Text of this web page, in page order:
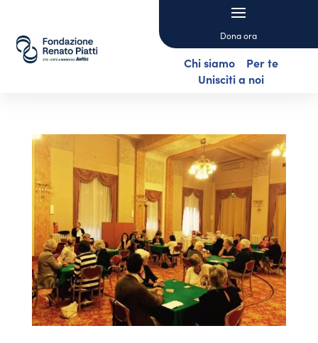
Dona ora
Chi siamo
Per te
Unisciti a noi